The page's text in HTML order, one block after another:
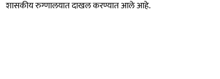
शासकीय रुग्णालयात दाखल करण्यात आले आहे.